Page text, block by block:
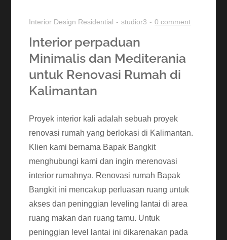
Interior Design Residential studior3 0 comment
Interior perpaduan
Minimalis dan Mediterania
untuk Renovasi Rumah di
Kalimantan
Proyek interior kali adalah sebuah proyek
renovasi rumah yang berlokasi di Kalimantan.
Klien kami bernama Bapak Bangkit
menghubungi kami dan ingin merenovasi
interior rumahnya. Renovasi rumah Bapak
Bangkit ini mencakup perluasan ruang untuk
akses dan peninggian leveling lantai di area
ruang makan dan ruang tamu. Untuk
peninggian level lantai ini dikarenakan pada